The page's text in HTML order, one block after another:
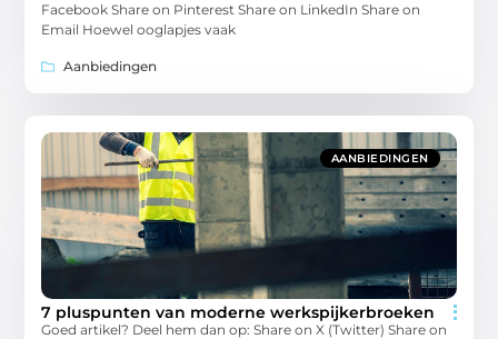
Facebook Share on Pinterest Share on LinkedIn Share on
Email Hoewel ooglapjes vaak
Aanbiedingen
AANBIEDINGEN
7 pluspunten van moderne werkspijkerbroeken
Goed artikel? Deel hem dan op: Share on X (Twitter) Share on